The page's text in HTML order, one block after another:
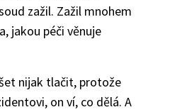
zažil. Zažil mnohem
jakou péči věnuje
nijak tlačit, protože
on ví, co dělá. A